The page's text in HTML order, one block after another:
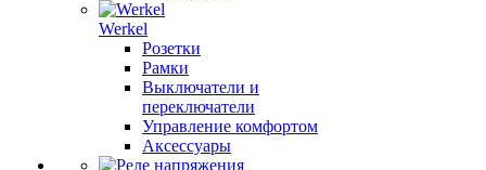
Werkel
Розетки
Рамки
Выключатели и
переключатели
Управление комфортом
Аксессуары